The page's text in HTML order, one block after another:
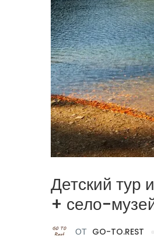
Детский тур
+ село-
ОТ GO-TO.REST